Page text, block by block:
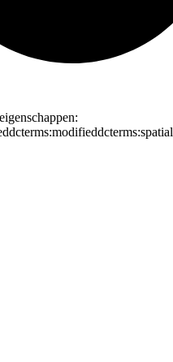
dcterms:modifieddcterms:spatial